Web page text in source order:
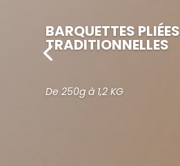
BARQUETTES PLIÉES
TRADITIONNELLES
De 250g à 1,2 KG